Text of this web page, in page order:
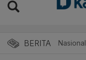
BERITA Nasional